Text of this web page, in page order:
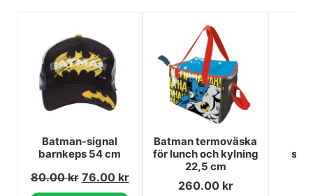
Batman-signal
barnkeps 54 cm
80.00kr 76.00 kr
Batman termoväska
för lunch och kylning
22,5 cm
260.00 kr